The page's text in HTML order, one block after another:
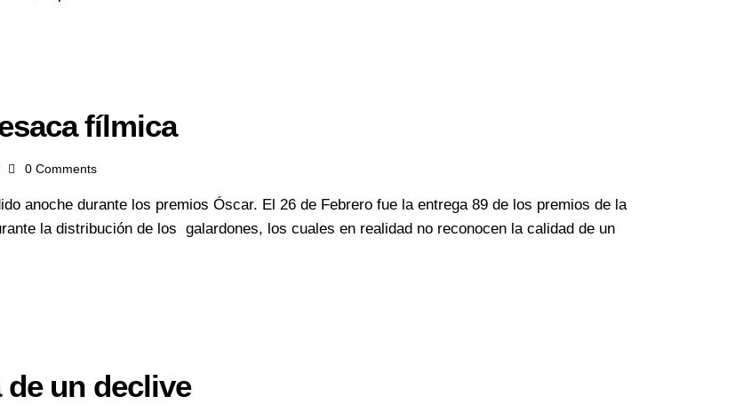
fílmica
0 Comments
anoche durante los premios Óscar. El 26 de Febrero fue la entrega 89 de los premios de la
la distribución de los galardones, los cuales en realidad no reconocen la calidad de un
un declive